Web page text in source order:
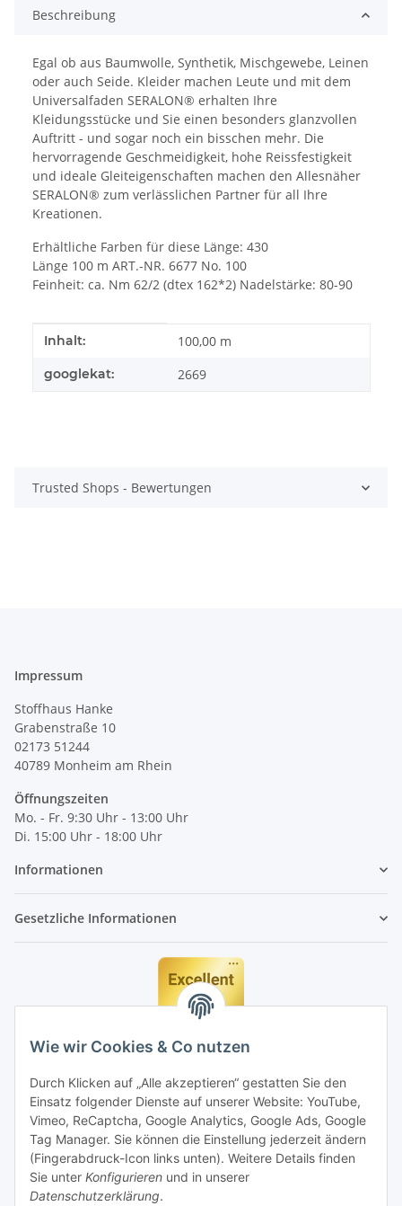
Wie wir Cookies & Co nutzen
Durch Klicken auf „Alle akzeptieren“ gestatten Sie den
Einsatz folgender Dienste auf unserer Website: YouTube,
Vimeo, ReCaptcha, Google Analytics, Google Ads, Google
Tag Manager. Sie können die Einstellung jederzeit ändern
(Fingerabdruck-Icon links unten). Weitere Details finden
Sie unter Konfigurieren und in unserer
Datenschutzerklärung.
Beschreibung
Egal ob aus Baumwolle, Synthetik, Mischgewebe, Leinen
oder auch Seide. Kleider machen Leute und mit dem
Universalfaden SERALON® erhalten Ihre
Kleidungsstücke und Sie einen besonders glanzvollen
Auftritt - und sogar noch ein bisschen mehr. Die
hervorragende Geschmeidigkeit, hohe Reissfestigkeit
und ideale Gleiteigenschaften machen den Allesnäher
SERALON® zum verlässlichen Partner für all Ihre
Kreationen.
Erhältliche Farben für diese Länge: 430
Länge 100 m ART.-NR. 6677 No. 100
Feinheit: ca. Nm 62/2 (dtex 162*2) Nadelstärke: 80-90
Produkteigenschaft
Wert
Inhalt: 100,00 m
googlekat: 2669
Trusted Shops - Bewertungen
Impressum
Stoffhaus Hanke
Grabenstraße 10
02173 51244
40789 Monheim am Rhein
Öffnungszeiten
Mo. - Fr. 9:30 Uhr - 13:00 Uhr
Di. 15:00 Uhr - 18:00 Uhr
Informationen
Gesetzliche Informationen